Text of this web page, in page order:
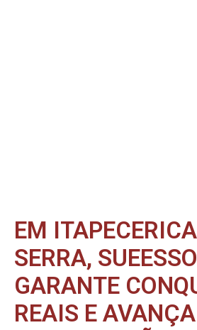
EM
SERRA,
GARANTE
REAIS E